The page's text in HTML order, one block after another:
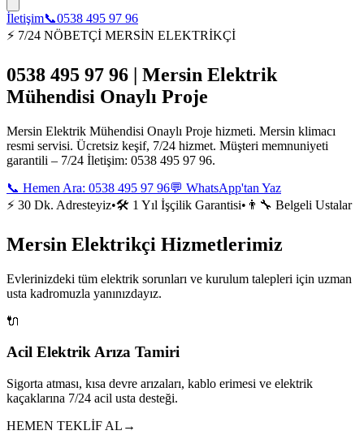
İletişim📞0538 495 97 96
⚡ 7/24 NÖBETÇİ MERSİN ELEKTRİKÇİ
0538 495 97 96 | Mersin Elektrik
Mühendisi Onaylı Proje
Mersin Elektrik Mühendisi Onaylı Proje hizmeti. Mersin klimacı
resmi servisi. Ücretsiz keşif, 7/24 hizmet. Müşteri memnuniyeti
garantili – 7/24 İletişim: 0538 495 97 96.
📞 Hemen Ara: 0538 495 97 96💬 WhatsApp'tan Yaz
⚡ 30 Dk. Adresteyiz•🛠️ 1 Yıl İşçilik Garantisi• 👨‍🔧 Belgeli Ustalar
Mersin Elektrikçi Hizmetlerimiz
Evlerinizdeki tüm elektrik sorunları ve kurulum talepleri için uzman
usta kadromuzla yanınızdayız.
🔌
Acil Elektrik Arıza Tamiri
Sigorta atması, kısa devre arızaları, kablo erimesi ve elektrik
kaçaklarına 7/24 acil usta desteği.
HEMEN TEKLİF AL →